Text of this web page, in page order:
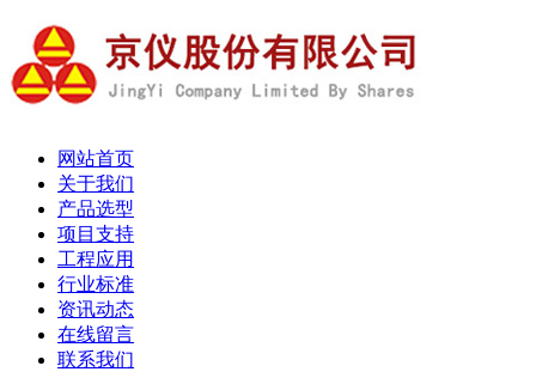
网站首页
关于我们
产品选型
项目支持
工程应用
行业标准
资讯动态
在线留言
联系我们